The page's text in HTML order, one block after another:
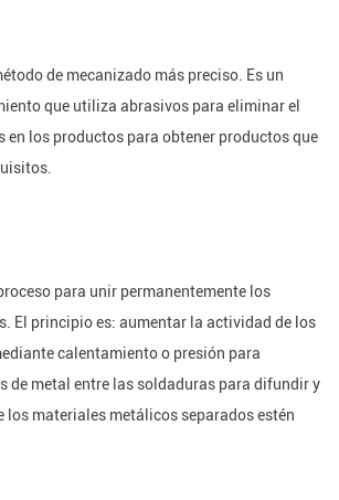
de mecanizado más preciso. Es un
que utiliza abrasivos para eliminar el
en los productos para obtener productos que
para unir permanentemente los
El principio es: aumentar la actividad de los
calentamiento o presión para
de metal entre las soldaduras para difundir y
los materiales metálicos separados estén